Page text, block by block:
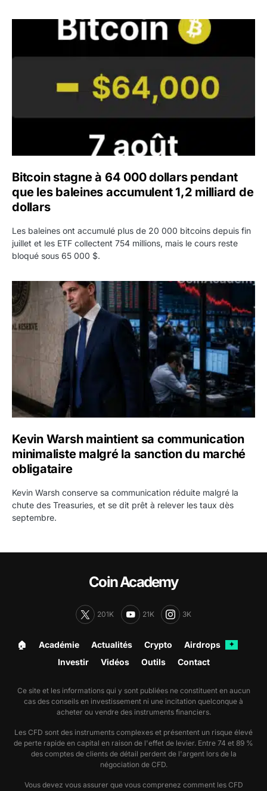
Bitcoin stagne à 64 000 dollars pendant que les
Bitcoin stagne à 64 000 dollars pendant
que les baleines accumulent 1,2 milliard de
dollars
Les baleines ont accumulé plus de 20 000 bitcoins depuis fin
juillet et les ETF collectent 754 millions, mais le cours reste
bloqué sous 65 000 $.
Kevin Warsh maintient sa communication minimaliste
Kevin Warsh maintient sa communication
minimaliste malgré la sanction du marché
obligataire
Kevin Warsh conserve sa communication réduite malgré la
chute des Treasuries, et se dit prêt à relever les taux dès
septembre.
Coin Academy
201K 21K 3K
🏠︎ Académie Actualités Crypto Airdrops ✦
Investir Vidéos Outils Contact
Ce site et les informations qui y sont publiées ne constituent en aucun
cas des conseils en investissement ni une incitation quelconque à
acheter ou vendre des instruments financiers.
Les CFD sont des instruments complexes et présentent un risque élevé
de perte rapide en capital en raison de l'effet de levier. Entre 74 et 89 %
des comptes de clients de détail perdent de l'argent lors de la
négociation de CFD.
Vous devez vous assurer que vous comprenez comment les CFD